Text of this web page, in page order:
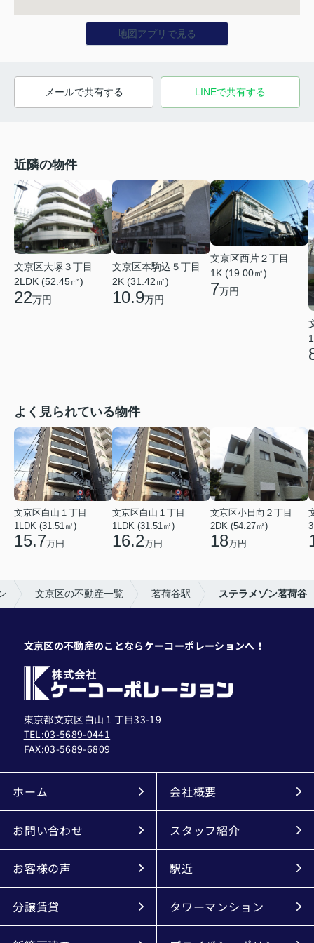
地図アプリで見る
メールで共有する LINEで共有する
近隣の物件
文京区大塚３丁目
2LDK (52.45㎡)
22万円
文京区本駒込５丁目
2K (31.42㎡)
10.9万円
文京区西片２丁目
1K (19.00㎡)
7万円
よく見られている物件
文京区白山１丁目
1LDK (31.51㎡)
15.7万円
文京区白山１丁目
1LDK (31.51㎡)
16.2万円
文京区小日向２丁目
2DK (54.27㎡)
18万円
文京区の不動産一覧 茗荷谷駅 ステラメゾン茗荷谷
文京区の不動産のことならケーコーポレーションへ！
東京都文京区白山１丁目33-19
TEL:03-5689-0441
FAX:03-5689-6809
ホーム 会社概要
お問い合わせ スタッフ紹介
お客様の声 駅近
分譲賃貸 タワーマンション